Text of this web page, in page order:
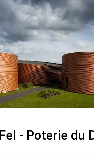
- Poterie du